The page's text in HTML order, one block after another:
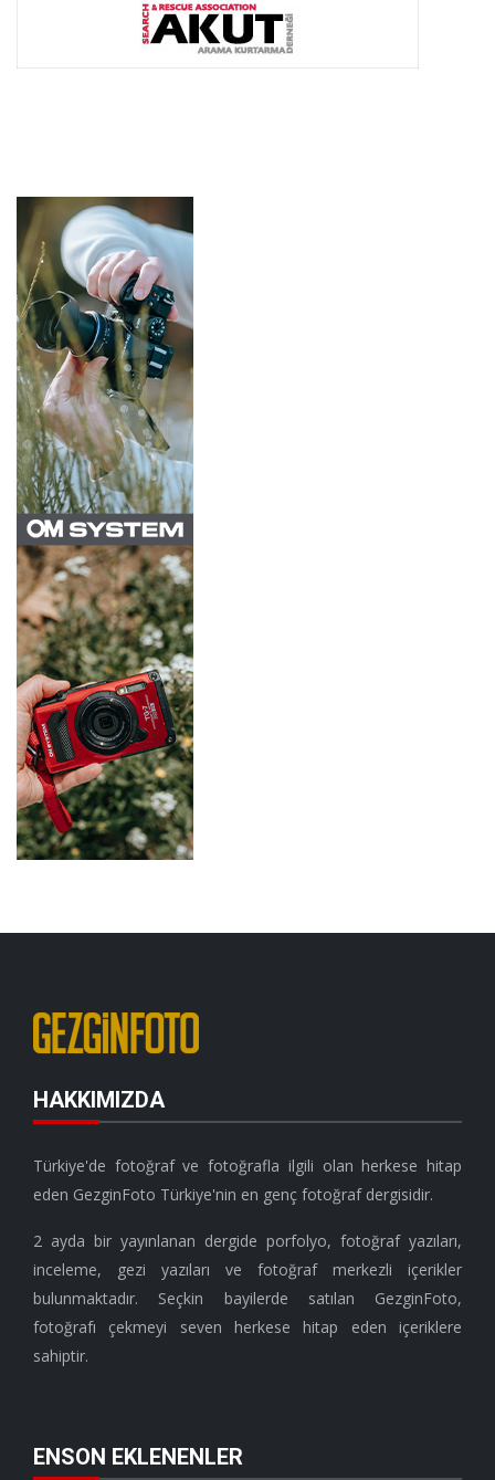
HAKKIMIZDA
Türkiye'de fotoğraf ve fotoğrafla ilgili olan herkese hitap
eden GezginFoto Türkiye'nin en genç fotoğraf dergisidir.
2 ayda bir yayınlanan dergide porfolyo, fotoğraf yazıları,
inceleme, gezi yazıları ve fotoğraf merkezli içerikler
bulunmaktadır. Seçkin bayilerde satılan GezginFoto,
fotoğrafı çekmeyi seven herkese hitap eden içeriklere
sahiptir.
ENSON EKLENENLER